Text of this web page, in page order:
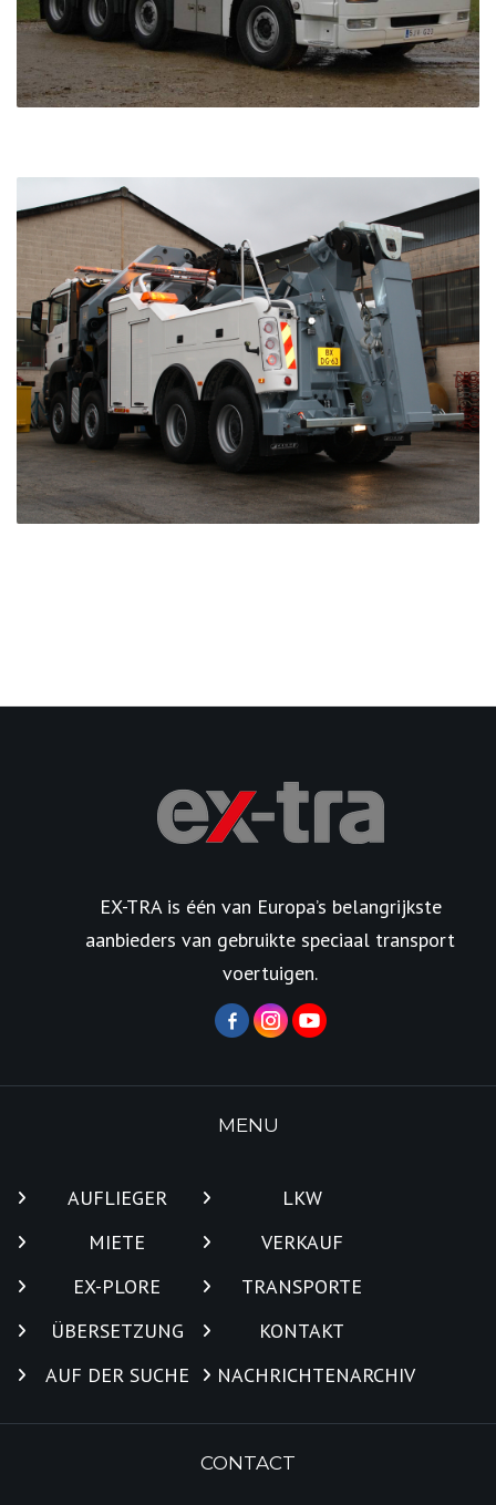
EX-TRA is één van Europa’s belangrijkste
aanbieders van gebruikte speciaal transport
voertuigen.
MENU
AUFLIEGER
LKW
MIETE
VERKAUF
EX-PLORE
TRANSPORTE
ÜBERSETZUNG
KONTAKT
AUF DER SUCHE
NACHRICHTENARCHIV
CONTACT